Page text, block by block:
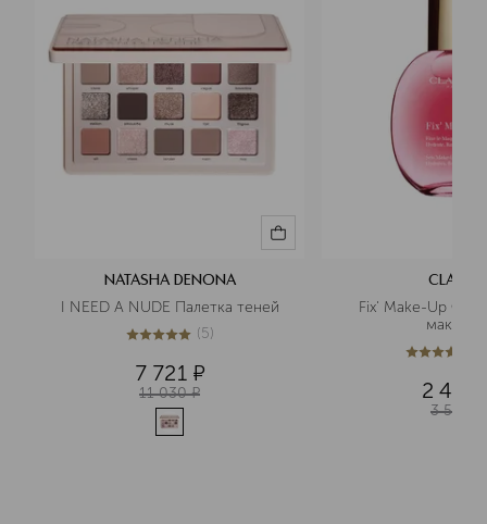
NATASHA DENONA
I NEED A NUDE Палетка теней
5из 55 (5)
7 721 ¤
11 030 ¤
CLARINS
Fix' Make-Up
макияжа
5из 5501
2 485
3 550